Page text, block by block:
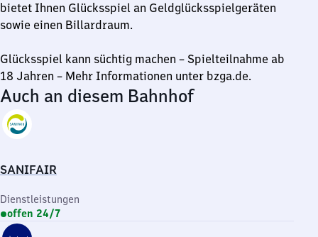
bietet Ihnen Glücksspiel an Geldglücksspielgeräten
sowie einen Billardraum.
Glücksspiel kann süchtig machen – Spielteilnahme ab
18 Jahren – Mehr Informationen unter bzga.de.
Auch an diesem Bahnhof
SANIFAIR
Dienstleistungen
offen 24/7